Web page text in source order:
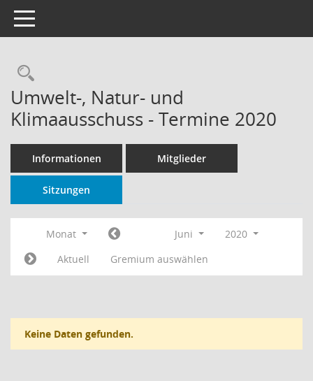
Toggle navigation
Rechercheauswahl
Umwelt-, Natur- und
Klimaausschuss - Termine 2020
Informationen Mitglieder
Sitzungen
Monat Juni
2020
Aktuell
Gremium auswählen
Keine Daten gefunden.